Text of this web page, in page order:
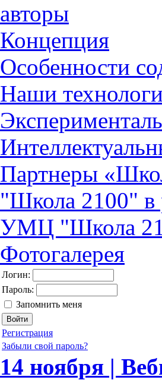
авторы
Концепция
Особенности
Наши
Партнеры
"Школа 2100" в
УМЦ "Школа
Фотогалерея
Логин:
Пароль:
Запомнить меня
Регистрация
Забыли свой пароль?
14 ноября |